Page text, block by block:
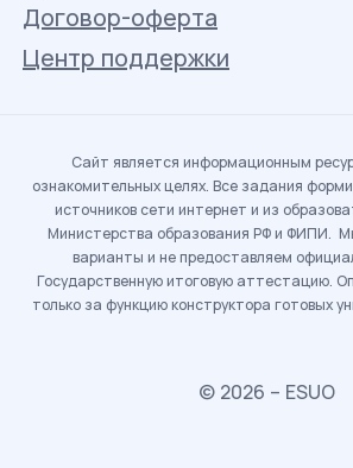
Договор-оферта
Центр поддержки
Сайт является информационным
ознакомительных целях. Все задания
источников сети интернет и из
Министерства образования РФ и ФИПИ.
варианты и не предоставляем
Государственную итоговую аттестацию.
только за функцию конструктора готовых
© 2026 – ESUO